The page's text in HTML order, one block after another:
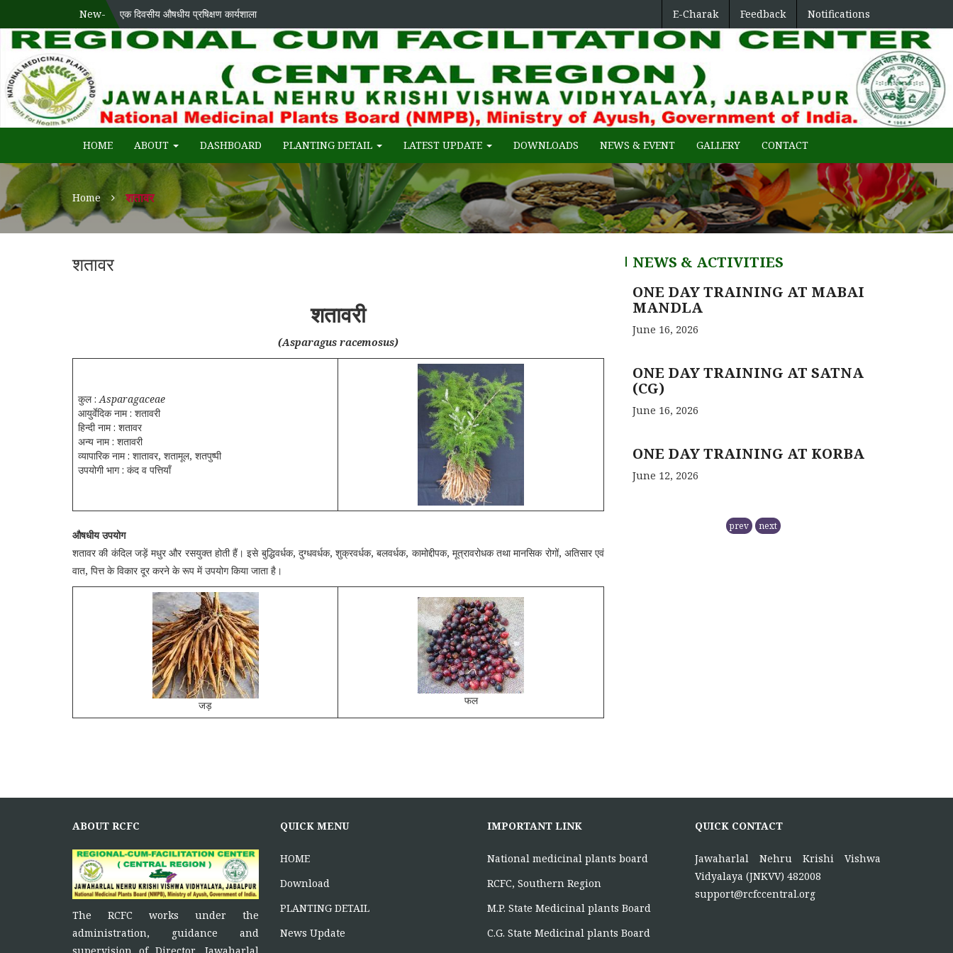
New- एक दिवसीय औषधीय प्रषिक्षण कार्यशाला E-Charak Feedback Notifications
WECOME TO REGIONAL-CUM-FACILITATION CENTRE (RCFC) :: CENTRAL REGION
National Medicinal Plants Board (NMPB), Ministry of Ayush, Gov. of India
HOME ABOUT DASHBOARD PLANTING DETAIL LATEST UPDATE DOWNLOADS NEWS & EVENT GALLERY CONTACT
Home शतावर
शतावर
शतावरी
(Asparagus racemosus)
कुल :Asparagaceae
आयुर्वेदिक नाम : शतावरी
हिन्दी नाम : शतावर
अन्य नाम : शतावरी
व्यापारिक नाम : शातावर, शतामूल, शतपुष्पी
उपयोगी भाग : कंद व पत्तियाँ
औषधीय उपयोग
शतावर की कंदिल जड़ें मधुर और रसयुक्त होती हैं। इसे बुद्धिवर्धक, दुग्धवर्धक, शुक्रवर्धक, बलवर्धक, कामोद्दीपक, मूत्रावरोधक तथा मानसिक रोगों, अतिसार एवं
वात, पित्त के विकार दूर करने के रूप में उपयोग किया जाता है।
जड़ फल
NEWS & ACTIVITIES
ONE DAY TRAINING AT MABAI
MANDLA
June 16, 2026
ONE DAY TRAINING AT SATNA
(CG)
June 16, 2026
ONE DAY TRAINING AT KORBA
June 12, 2026
RCFC- PREPARATION OF QPM
June 16, 2026
prev next
ABOUT RCFC
The RCFC works under the
administration, guidance and
QUICK MENU
HOME
Download
PLANTING DETAIL
News Update
IMPORTANT LINK
National medicinal plants board
RCFC, Southern Region
M.P. State Medicinal plants Board
C.G. State Medicinal plants Board
QUICK CONTACT
Jawaharlal Nehru Krishi Vishwa
Vidyalaya (JNKVV) 482008
support@rcfccentral.org